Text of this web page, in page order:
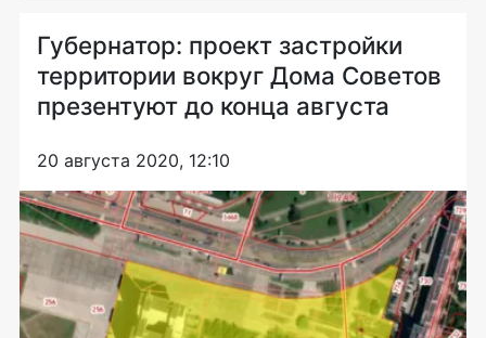
Губернатор: проект застройки
территории вокруг Дома Советов
презентуют до конца августа
20 августа 2020, 12:10